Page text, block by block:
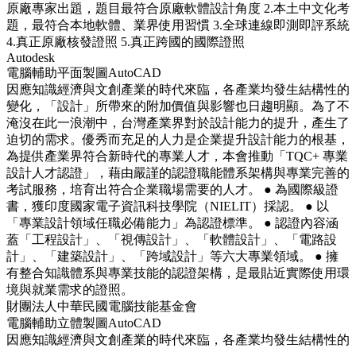
原廠專家出題，題目最符合原廠軟體設計角度 2.本土中文化考
題，最符合本地軟體、業界使用習慣 3.全球連線即測即評系統
4.真正原廠核發證照 5.真正跨國的國際證照
Autodesk
電腦輔助平面製圖AutoCAD
因應知識經濟與文創產業的時代來臨，各產業均發生結構性的
變化，「設計」所帶來的附加價值與影響也日趨明顯。為了不
淹沒在此一浪潮中，台灣產業界對於設計能力的提升，產生了
迫切的需求。優秀而充足的人力是企業提升設計能力的根基，
為提供產業界符合新時代的專業人才，本會推動「TQC+ 專業
設計人才認證」，藉由嚴謹的認證職能體系架構與專業完善的
考試服務，培育出符合企業職場需要的人才。 ● 為國際級證
書，獲印度國家電子資訊科技學院（NIELIT）採認。 ● 以
「專業設計領域任職必備能力」為認證標準。 ● 認證內容涵
蓋「工程設計」、「視傳設計」、「軟體設計」、「電路設
計」、「建築設計」、「跨域設計」等六大專業領域。 ● 擁
有整合知識體系與專業技能的認證架構，是最貼近實際使用環
境與就業需求的證照。
財團法人中華民國電腦技能基金會
電腦輔助立體製圖AutoCAD
因應知識經濟與文創產業的時代來臨，各產業均發生結構性的